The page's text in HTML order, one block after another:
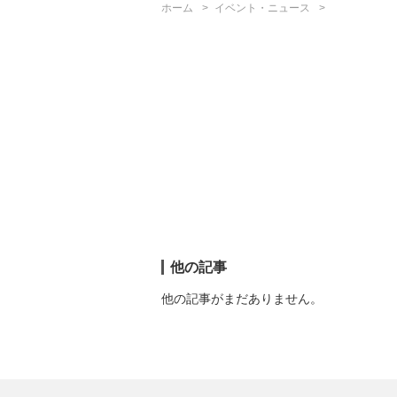
ホーム イベント・ニュース
他の記事
他の記事がまだありません。